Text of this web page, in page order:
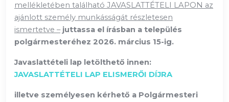
mellékletében található JAVASLATTÉTELI LAPON az
ajánlott személy munkásságát részletesen
ismertetve –juttassa el írásban a település
polgármesteréhez 2026. március 15-ig.
Javaslattételi lap letölthető innen:
JAVASLATTÉTELI LAP ELISMERŐI DÍJRA
illetve személyesen kérhető a Polgármesteri